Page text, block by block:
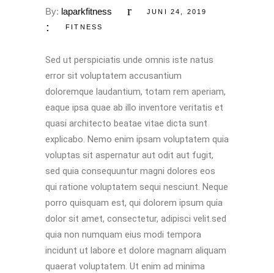
By: laparkfitness JUNI 24, 2019
FITNESS
Sed ut perspiciatis unde omnis iste natus
error sit voluptatem accusantium
doloremque laudantium, totam rem aperiam,
eaque ipsa quae ab illo inventore veritatis et
quasi architecto beatae vitae dicta sunt
explicabo. Nemo enim ipsam voluptatem quia
voluptas sit aspernatur aut odit aut fugit,
sed quia consequuntur magni dolores eos
qui ratione voluptatem sequi nesciunt. Neque
porro quisquam est, qui dolorem ipsum quia
dolor sit amet, consectetur, adipisci velit.sed
quia non numquam eius modi tempora
incidunt ut labore et dolore magnam aliquam
quaerat voluptatem. Ut enim ad minima